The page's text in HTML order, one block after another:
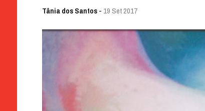
Tânia dos Santos- 19 Set 2017